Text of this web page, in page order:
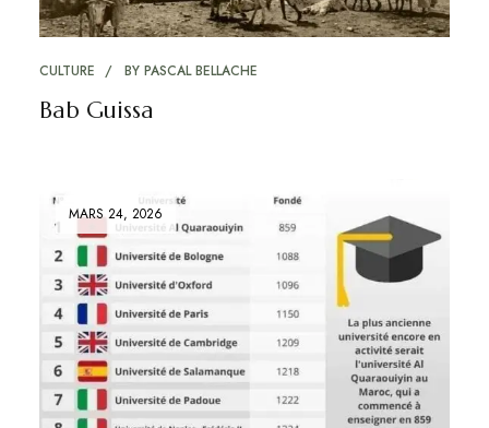
CULTURE BY PASCAL BELLACHE
Bab Guissa
MARS 24, 2026